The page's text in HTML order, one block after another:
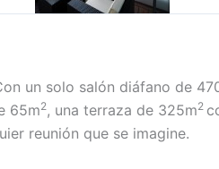
un solo salón diáfano de
65m2, una terraza de 325m2
reunión que se imagine.